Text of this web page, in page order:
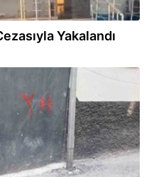
Yakalandı